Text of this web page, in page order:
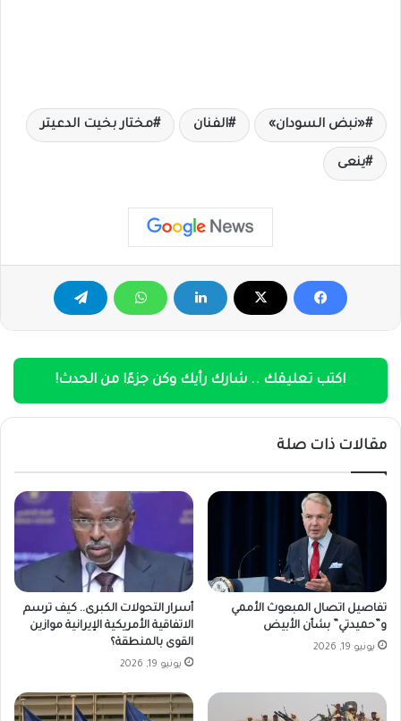
«نبض السودان» الفنان مختار بخيت الدعيتر
ينعى
اكتب تعليقك .. شارك رأيك وكن جزءًا من الحدث!
مقالات ذات صلة
تفاصيل اتصال المبعوث الأممي
و”حميدتي” بشأن الأبيض
يونيو 19, 2026
أسرار التحولات الكبرى.. كيف ترسم
الاتفاقية الأمريكية الإيرانية موازين
القوى بالمنطقة؟
يونيو 19, 2026